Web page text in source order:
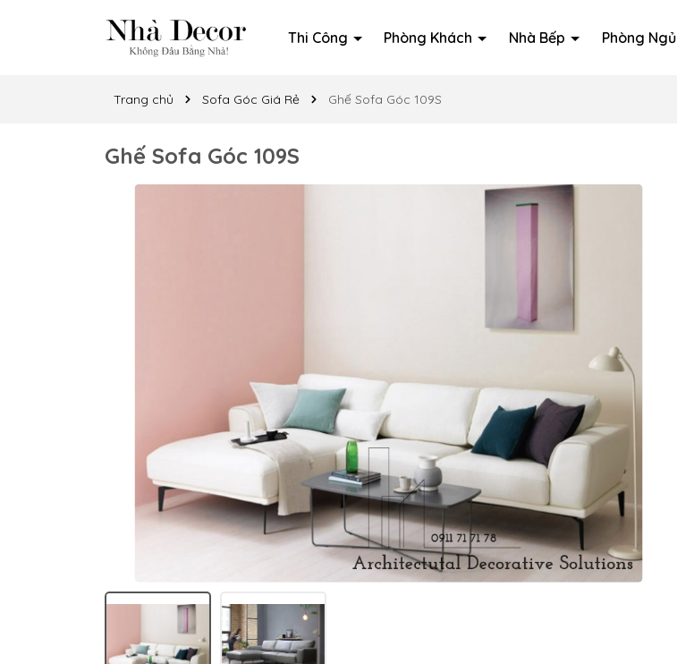
Thi Công Phòng Khách Nhà Bếp Phòng Ngủ
Trang chủ Sofa Góc Giá Rẻ Ghế Sofa Góc 109S
Ghế Sofa Góc 109S